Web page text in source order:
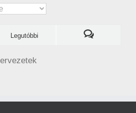
Legutóbbi